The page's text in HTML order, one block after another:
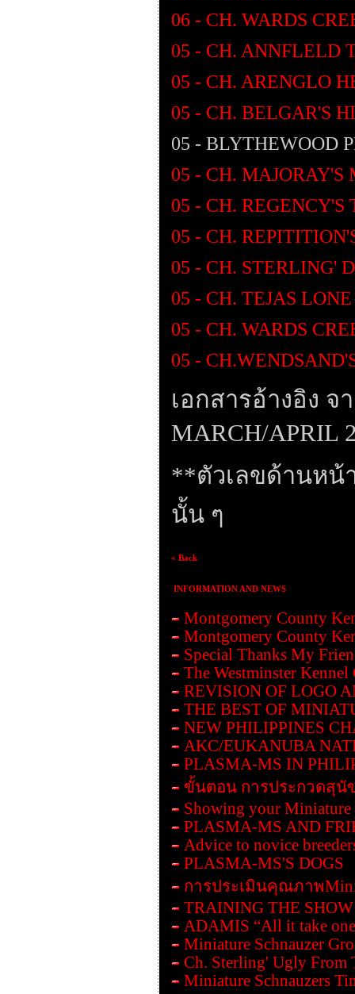
06 - CH. WARDS
05 - CH. ANNFLELD
05 - CH. ARENGLO
05 - CH. BELGAR'S
05 - BLYTHEWOOD
05 - CH.
05 - CH. REGENCY'S
05 - CH.
05 - CH. STERLING'
05 - CH. TEJAS
05 - CH. WARDS
05 -
เอกสารอ้างอิง
MARCH/APRIL
**ตัวเลขด้านหน้
นั้น ๆ
« Back
INFORMATION AND NEWS
Montgomery County
Montgomery County
Special Thanks My
The Westminster Kennel
REVISION OF LOGO
THE BEST OF
NEW PHILIPPINES
AKC/EUKANUBA
PLASMA-MS IN
ขั้นตอน การประกวดสุนั
Showing your Miniature
PLASMA-MS AND
Advice to novice
PLASMA-MS'S DOGS
การประเมินคุณภาพ
TRAINING THE SHOW
ADAMIS “All it take
Miniature Schnauzer
Ch. Sterling' Ugly From
Miniature Schnauzers